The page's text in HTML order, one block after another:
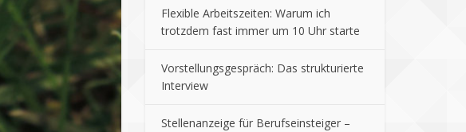
Flexible Arbeitszeiten: Warum ich
trotzdem fast immer um 10 Uhr starte
Vorstellungsgespräch: Das strukturierte
Interview
Stellenanzeige für Berufseinsteiger –